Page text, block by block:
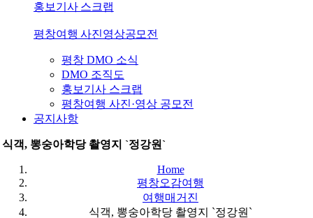
홍보기사 스크랩
평창여행 사진영상공모전
평창 DMO 소식
DMO 조직도
홍보기사 스크랩
평창여행 사진·영상 공모전
공지사항
식객, 뽕숭아학당 촬영지 `정강원`
Home
평창오감여행
여행매거진
식객, 뽕숭아학당 촬영지 `정강원`